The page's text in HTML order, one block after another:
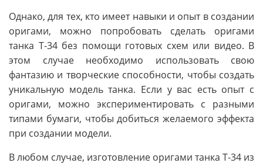
Однако, для тех, кто имеет навыки и опыт в создании
оригами, можно попробовать сделать оригами
танка Т-34 без помощи готовых схем или видео. В
этом случае необходимо использовать свою
фантазию и творческие способности, чтобы создать
уникальную модель танка. Если у вас есть опыт с
оригами, можно экспериментировать с разными
типами бумаги, чтобы добиться желаемого эффекта
при создании модели.
В любом случае, изготовление оригами танка Т-34 из